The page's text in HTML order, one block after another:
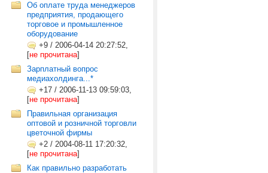
Об оплате труда менеджеров
предприятия, продающего
торговое и промышленное
оборудование
+9 / 2006-04-14 20:27:52,
[не прочитана]
Зарплатный вопрос
медиахолдинга...*
+17 / 2006-11-13 09:59:03,
[не прочитана]
Правильная организация
оптовой и розничной торговли
цветочной фирмы
+2 / 2004-08-11 17:20:32,
[не прочитана]
Как правильно разработать